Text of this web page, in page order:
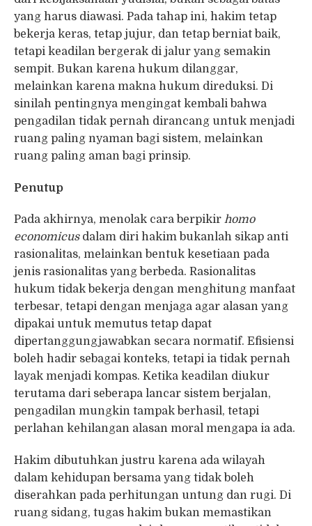
yang harus diawasi. Pada tahap ini, hakim tetap
bekerja keras, tetap jujur, dan tetap berniat baik,
tetapi keadilan bergerak di jalur yang semakin
sempit. Bukan karena hukum dilanggar,
melainkan karena makna hukum direduksi. Di
sinilah pentingnya mengingat kembali bahwa
pengadilan tidak pernah dirancang untuk menjadi
ruang paling nyaman bagi sistem, melainkan
ruang paling aman bagi prinsip.
Penutup
Pada akhirnya, menolak cara berpikir homo
economicusdalam diri hakim bukanlah sikap anti
rasionalitas, melainkan bentuk kesetiaan pada
jenis rasionalitas yang berbeda. Rasionalitas
hukum tidak bekerja dengan menghitung manfaat
terbesar, tetapi dengan menjaga agar alasan yang
dipakai untuk memutus tetap dapat
dipertanggungjawabkan secara normatif. Efisiensi
boleh hadir sebagai konteks, tetapi ia tidak pernah
layak menjadi kompas. Ketika keadilan diukur
terutama dari seberapa lancar sistem berjalan,
pengadilan mungkin tampak berhasil, tetapi
perlahan kehilangan alasan moral mengapa ia ada.
Hakim dibutuhkan justru karena ada wilayah
dalam kehidupan bersama yang tidak boleh
diserahkan pada perhitungan untung dan rugi. Di
ruang sidang, tugas hakim bukan memastikan